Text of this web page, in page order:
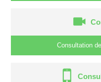
Consultation de